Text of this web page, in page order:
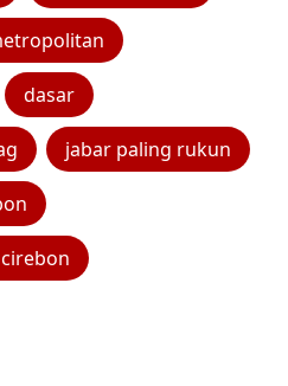
dasar
jabar paling rukun